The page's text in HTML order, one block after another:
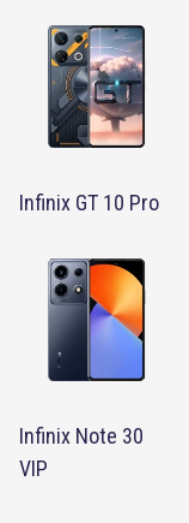
Infinix GT 10 Pro
Infinix Note 30
VIP